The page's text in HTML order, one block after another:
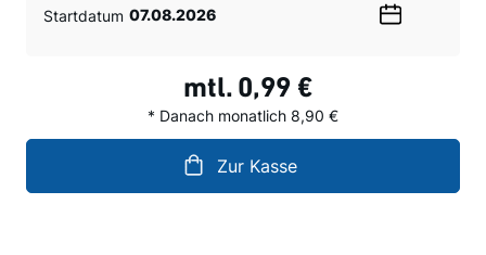
Startdatum
mtl. 0,99 €
* Danach monatlich 8,90 €
Zur Kasse